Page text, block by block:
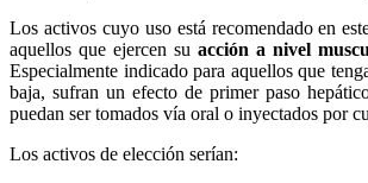
Los activos cuyo uso está recomendado en
aquellos que ejercen su acción a nivel
Especialmente indicado para aquellos que
baja, sufran un efecto de primer paso
puedan ser tomados vía oral o inyectados por
Los activos de elección serían: